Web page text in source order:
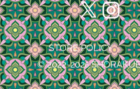
STORE POLICY
© 2022-2026